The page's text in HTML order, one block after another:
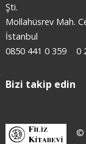
Şti.
Mollahüsrev Mah.
İstanbul
0850 441 0 359
0
Bizi takip edin
©